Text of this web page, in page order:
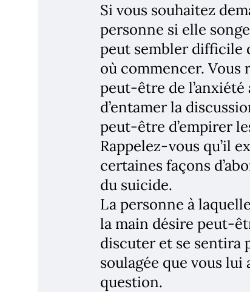
Si vous souhaitez
personne si elle
peut sembler difficile
où commencer. Vous
peut-être de l’anxiété
d’entamer la
peut-être d’empirer
Rappelez-vous qu’il
certaines façons
du suicide.
La personne à
la main désire peut-
discuter et se sentira
soulagée que vous lui
question.